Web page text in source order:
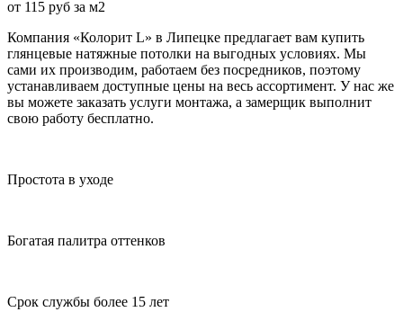
от 115 руб за м2
Компания «Колорит L» в Липецке предлагает вам купить
глянцевые натяжные потолки на выгодных условиях. Мы
сами их производим, работаем без посредников, поэтому
устанавливаем доступные цены на весь ассортимент. У нас же
вы можете заказать услуги монтажа, а замерщик выполнит
свою работу бесплатно.
Простота в уходе
Богатая палитра оттенков
Срок службы более 15 лет